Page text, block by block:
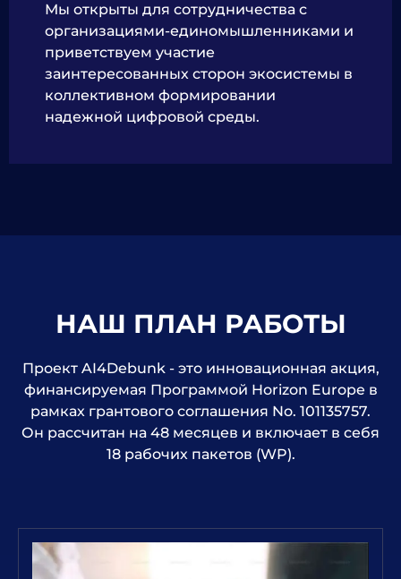
Мы открыты для сотрудничества с
организациями-единомышленниками и
приветствуем участие
заинтересованных сторон экосистемы в
коллективном формировании
надежной цифровой среды.
НАШ ПЛАН РАБОТЫ
Проект AI4Debunk - это инновационная акция,
финансируемая Программой Horizon Europe в
рамках грантового соглашения No. 101135757.
Он рассчитан на 48 месяцев и включает в себя
18 рабочих пакетов (WP).